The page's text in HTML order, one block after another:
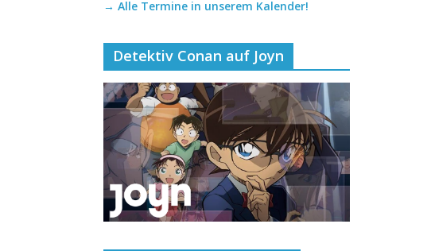
→ Alle Termine in unserem Kalender!
Detektiv Conan auf Joyn